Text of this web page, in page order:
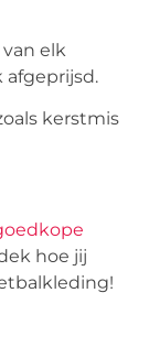
elk
afgeprijsd.
kerstmis
hoe jij